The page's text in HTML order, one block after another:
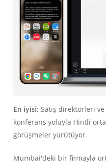
En iyisi: Satış direktörleri
konferans yoluyla Hintli
görüşmeler yürütüyor.
Mumbai'deki bir firmayla